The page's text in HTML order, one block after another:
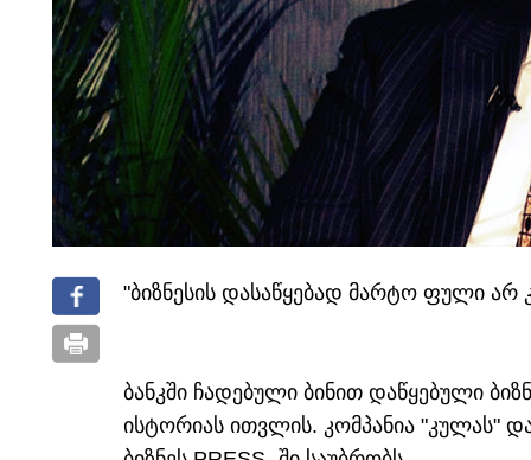
"ბიზნესის დასაწყებად მარტო ფული არ
ბანკში ჩადებული ბინით დაწყებული
ისტორიას ითვლის. კომპანია "კულას"